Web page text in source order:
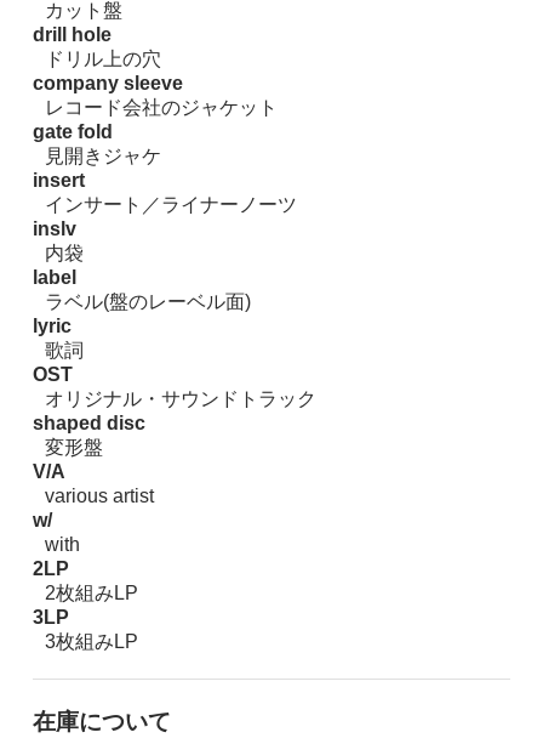
カット盤
drill hole
ドリル上の穴
company sleeve
レコード会社のジャケット
gate fold
見開きジャケ
insert
インサート／ライナーノーツ
inslv
内袋
label
ラベル(盤のレーベル面)
lyric
歌詞
OST
オリジナル・サウンドトラック
shaped disc
変形盤
V/A
various artist
w/
with
2LP
2枚組みLP
3LP
3枚組みLP
在庫について